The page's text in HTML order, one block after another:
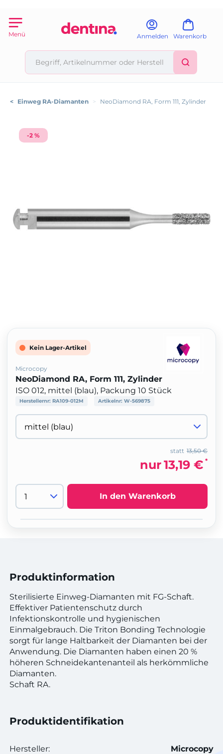
Menü Anmelden Warenkorb
< Einweg RA-Diamanten > NeoDiamond RA, Form 111, Zylinder
-2 %
Kein Lager-Artikel
Microcopy
NeoDiamond RA, Form 111, Zylinder
ISO 012, mittel (blau), Packung 10 Stück
Herstellernr: RA109-012M Artikelnr: W-569875
13,50 €
statt
nur13,19 € *
In den Warenkorb
Produktinformation
Sterilisierte Einweg-Diamanten mit FG-Schaft.
Effektiver Patientenschutz durch
Infektionskontrolle und hygienischen
Einmalgebrauch. Die Triton Bonding Technologie
sorgt für lange Haltbarkeit der Diamanten bei der
Anwendung. Die Diamanten haben einen 20 %
höheren Schneidekantenanteil als herkömmliche
Diamanten.
Schaft RA.
Produktidentifikation
Hersteller: Microcopy